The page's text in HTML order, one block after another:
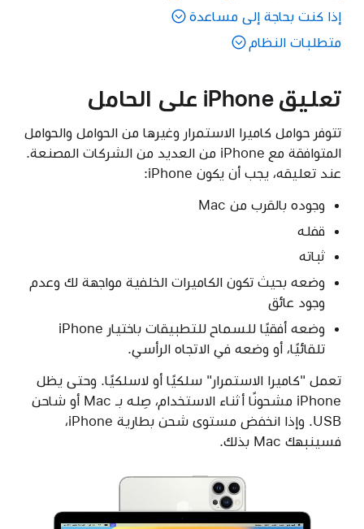
إذا كنت بحاجة إلى مساعدة
متطلبات النظام
تعليق iPhone على الحامل
تتوفر حوامل كاميرا الاستمرار وغيرها من الحوامل والحوامل
المتوافقة مع iPhone من العديد من الشركات المصنعة.
عند تعليقه، يجب أن يكون iPhone:
وجوده بالقرب من Mac
قفله
ثباته
وضعه بحيث تكون الكاميرات الخلفية مواجهة لك وعدم
وجود عائق
وضعه أفقيًا للسماح للتطبيقات باختيار iPhone
تلقائيًا، أو وضعه في الاتجاه الرأسي.
تعمل "كاميرا الاستمرار" سلكيًا أو لاسلكيًا. وحتى يظل
iPhone مشحونًا أثناء الاستخدام، صِله بـ Mac أو شاحن
USB. وإذا انخفض مستوى شحن بطارية iPhone،
فسينبهك Mac بذلك.